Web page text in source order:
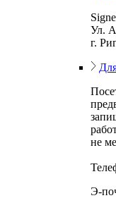
Ул.
г.
не
Э-